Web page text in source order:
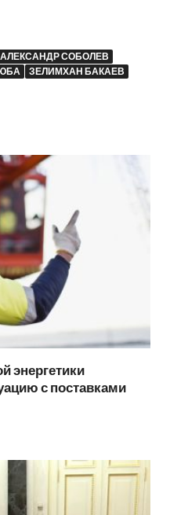
АЛЕКСАНДР СОБОЛЕВ
ЗЕЛИМХАН БАКАЕВ
энергетики
с поставками